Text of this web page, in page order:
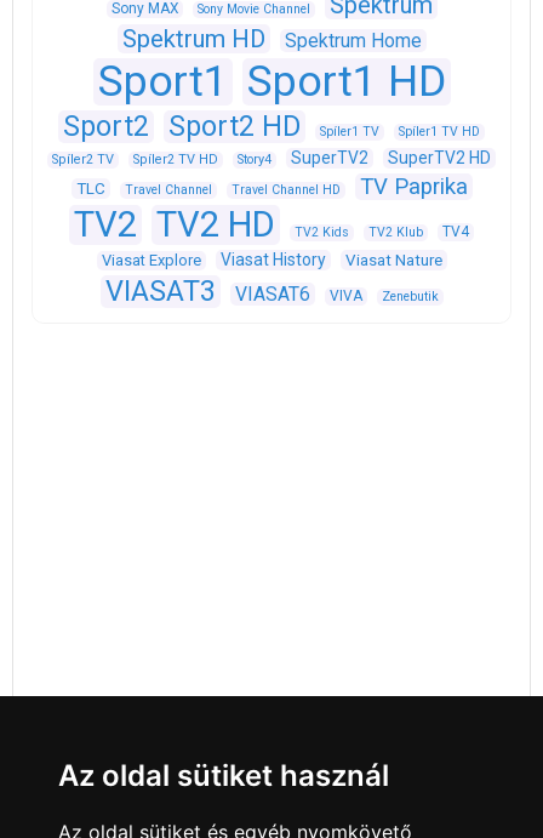
Sony MAX Sony Movie Channel
Spektrum HD
Spektrum Home
Sport1 Sport1 HD
Sport2 Sport2 HD Spíler1 TV
Spíler1 TV HD
Spíler2 TV
Spíler2 TV HD Story4 SuperTV2 SuperTV2 HD
TLC Travel Channel Travel Channel HD TV Paprika
TV2 TV2 HD TV2 Kids TV2 Klub TV4
Viasat Explore Viasat History Viasat Nature
VIASAT3 VIASAT6 VIVA Zenebutik
Az oldal sütiket használ
Az oldal sütiket és egyéb nyomkövető